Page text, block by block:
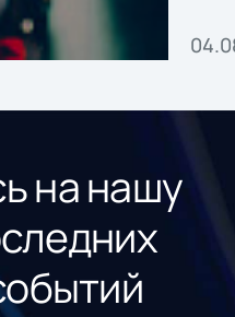
на нашу